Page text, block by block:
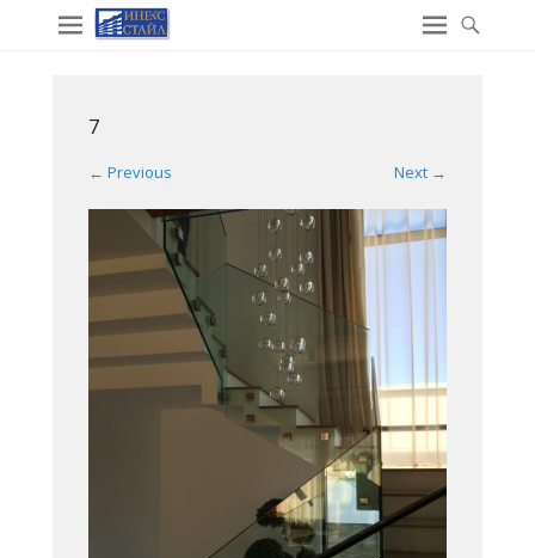
7
← Previous Next →